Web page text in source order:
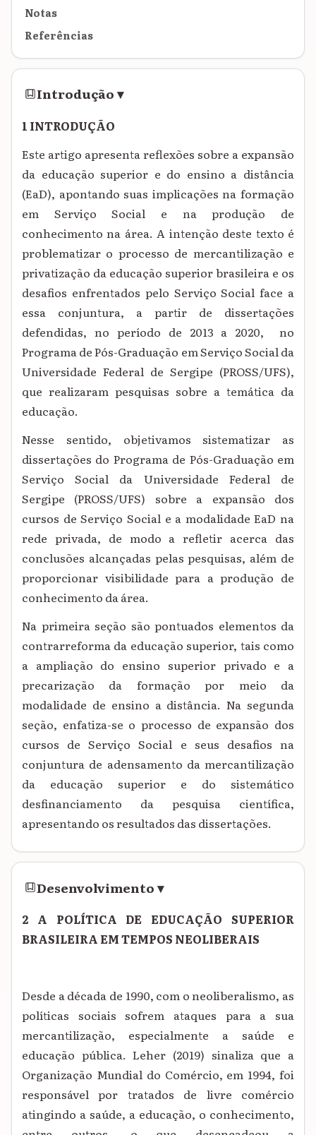
Notas
Referências
Introdução▾
1 INTRODUÇÃO
Este artigo apresenta reflexões sobre a expansão
da educação superior e do ensino a distância
(EaD), apontando suas implicações na formação
em Serviço Social e na produção de
conhecimento na área. A intenção deste texto é
problematizar o processo de mercantilização e
privatização da educação superior brasileira e os
desafios enfrentados pelo Serviço Social face a
essa conjuntura, a partir de dissertações
defendidas, no período de 2013 a 2020, no
Programa de Pós-Graduação em Serviço Social da
Universidade Federal de Sergipe (PROSS/UFS),
que realizaram pesquisas sobre a temática da
educação.
Nesse sentido, objetivamos sistematizar as
dissertações do Programa de Pós-Graduação em
Serviço Social da Universidade Federal de
Sergipe (PROSS/UFS) sobre a expansão dos
cursos de Serviço Social e a modalidade EaD na
rede privada, de modo a refletir acerca das
conclusões alcançadas pelas pesquisas, além de
proporcionar visibilidade para a produção de
conhecimento da área.
Na primeira seção são pontuados elementos da
contrarreforma da educação superior, tais como
a ampliação do ensino superior privado e a
precarização da formação por meio da
modalidade de ensino a distância. Na segunda
seção, enfatiza-se o processo de expansão dos
cursos de Serviço Social e seus desafios na
conjuntura de adensamento da mercantilização
da educação superior e do sistemático
desfinanciamento da pesquisa científica,
apresentando os resultados das dissertações.
Desenvolvimento▾
2 A POLÍTICA DE EDUCAÇÃO SUPERIOR
BRASILEIRA EM TEMPOS NEOLIBERAIS
Desde a década de 1990, com o neoliberalismo, as
políticas sociais sofrem ataques para a sua
mercantilização, especialmente a saúde e
educação pública. Leher (2019) sinaliza que a
Organização Mundial do Comércio, em 1994, foi
responsável por tratados de livre comércio
atingindo a saúde, a educação, o conhecimento,